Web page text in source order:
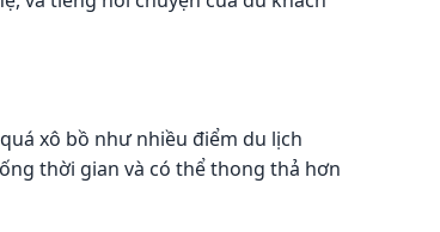
xô bồ như nhiều điểm du lịch
thời gian và có thể thong thả hơn